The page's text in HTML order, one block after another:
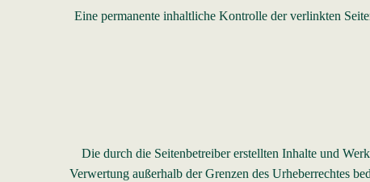
Eine permanente inhaltliche Kontrolle der verlinkten
Die durch die Seitenbetreiber erstellten Inhalte und
Verwertung außerhalb der Grenzen des Urheberrechtes